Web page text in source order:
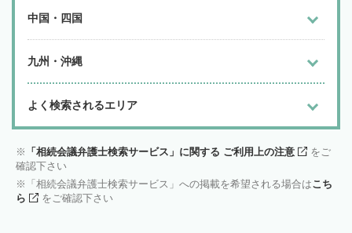
中国・四国
九州・沖縄
よく検索されるエリア
「相続会議弁護士検索サービス」に関する ご利用上の注意
をご
確認下さい
「相続会議弁護士検索サービス」への掲載を希望される場合はこち
ら
をご確認下さい